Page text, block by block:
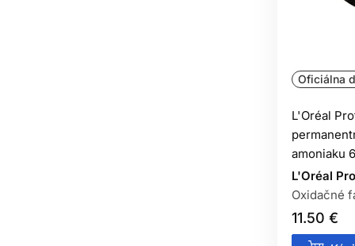
Oficiálna
L'Oréal
amoniaku
L'Oréal
Oxidačné
11.50 €